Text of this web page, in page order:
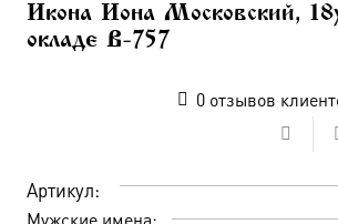
Икона Иона Московский,
окладе B-757
0отзывов
Артикул:
Мужские имена: